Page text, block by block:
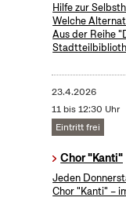
Hilfe zur
Welche
Aus der Reihe
23.4.2026
11 bis 12:30 Uhr
Eintritt frei
Chor "Kanti"
Jeden
Chor "Kanti" –